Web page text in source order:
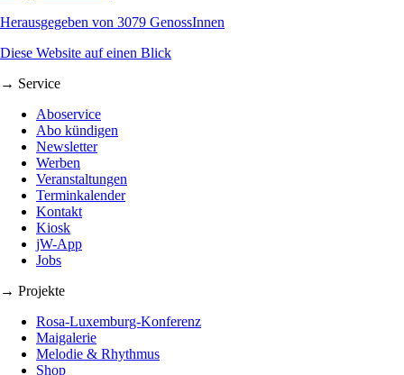
Herausgegeben von 3079 GenossInnen
Diese Website auf einen Blick
→ Service
Aboservice
Abo kündigen
Newsletter
Werben
Veranstaltungen
Terminkalender
Kontakt
Kiosk
jW-App
Jobs
→ Projekte
Rosa-Luxemburg-Konferenz
Maigalerie
Melodie & Rhythmus
Shop